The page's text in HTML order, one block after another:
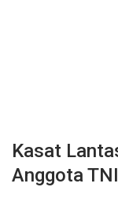
Kasat
Anggota